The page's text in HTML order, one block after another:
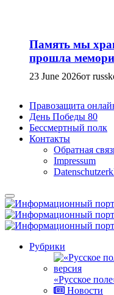
Память мы
прошла
23 June 2026от
Правозащита
День Победы 80
Бессмертный полк
Контакты
Обратная
Impressum
Рубрики
«Русское
Новости